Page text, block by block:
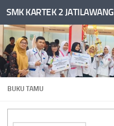
Skip to content
SMK KARTEK 2 JATILAWANG
BUKU TAMU